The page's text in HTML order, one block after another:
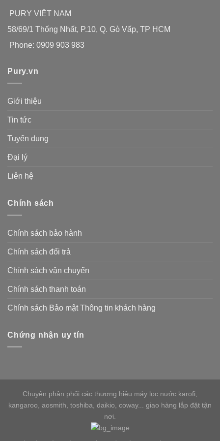
PURY VIỆT NAM
58/69/1 Thống Nhất, P.10, Q. Gò Vấp, TP HCM
Phone: 0909 903 983
Pury.vn
Giới thiệu
Tin tức
Tuyển dụng
Đại lý
Liên hệ
Chính sách
Chính sách bảo hành
Chính sách đổi trả
Chính sách vận chuyển
Chính sách thanh toán
Chính sách Bảo mật Thông tin khách hàng
Chứng nhận uy tín
Chuyên phân phối các thương hiệu máy lọc nước karofi,
kangaroo, aosmith, toshiba, daikio, coway... giao hàng lắp đặt tận
nơi.